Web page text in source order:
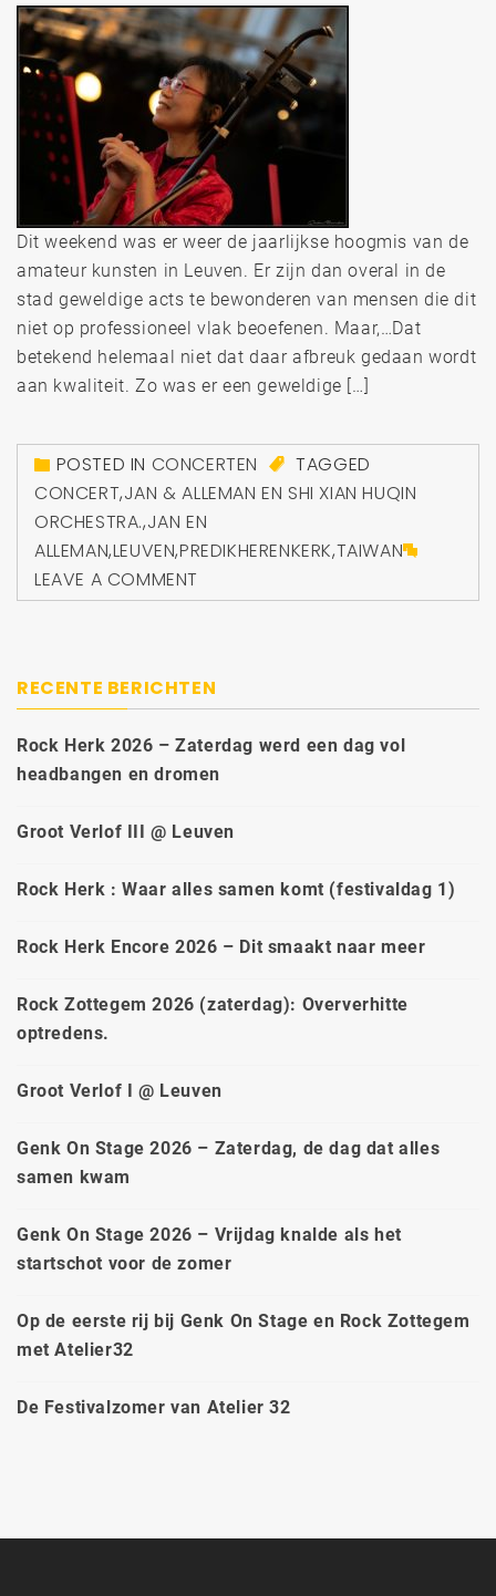
Dit weekend was er weer de jaarlijkse hoogmis van de
amateur kunsten in Leuven. Er zijn dan overal in de
stad geweldige acts te bewonderen van mensen die dit
niet op professioneel vlak beoefenen. Maar,…Dat
betekend helemaal niet dat daar afbreuk gedaan wordt
aan kwaliteit. Zo was er een geweldige […]
POSTED IN CONCERTEN
TAGGED
CONCERT,JAN & ALLEMAN EN SHI XIAN HUQIN
ORCHESTRA.,JAN EN
ALLEMAN,LEUVEN,PREDIKHERENKERK,TAIWAN
LEAVE A COMMENT
RECENTE BERICHTEN
Rock Herk 2026 – Zaterdag werd een dag vol
headbangen en dromen
Groot Verlof III @ Leuven
Rock Herk : Waar alles samen komt (festivaldag 1)
Rock Herk Encore 2026 – Dit smaakt naar meer
Rock Zottegem 2026 (zaterdag): Oververhitte
optredens.
Groot Verlof I @ Leuven
Genk On Stage 2026 – Zaterdag, de dag dat alles
samen kwam
Genk On Stage 2026 – Vrijdag knalde als het
startschot voor de zomer
Op de eerste rij bij Genk On Stage en Rock Zottegem
met Atelier32
De Festivalzomer van Atelier 32